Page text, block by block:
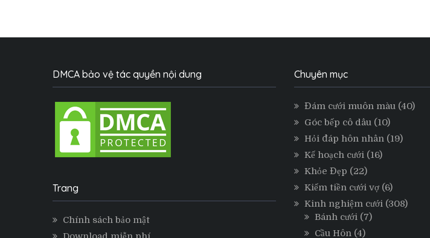
DMCA bảo vệ tác quyền nội dung
Trang
Chính sách bảo mật
Chuyên mục
Đám cưới muôn màu(40)
Góc bếp cô dâu(10)
Hỏi đáp hôn nhân(19)
Kế hoạch cưới(16)
Khỏe Đẹp (22)
Kiếm tiền cưới vợ(6)
Kinh nghiệm cưới(308)
Bánh cưới(7)
Cầu Hôn(4)